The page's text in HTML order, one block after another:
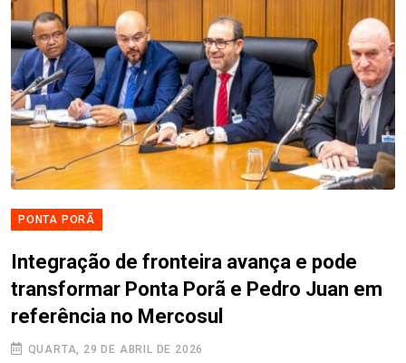
PONTA PORÃ
Integração de fronteira avança e pode
transformar Ponta Porã e Pedro Juan em
referência no Mercosul
QUARTA, 29 DE ABRIL DE 2026